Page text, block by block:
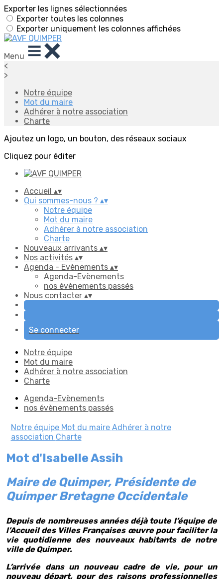
Exporter les lignes sélectionnées
Exporter toutes les colonnes
Exporter uniquement les colonnes affichées
Menu
<
>
Notre équipe
Mot du maire
Adhérer à notre association
Charte
Ajoutez un logo, un bouton, des réseaux sociaux
Cliquez pour éditer
Accueil ▴▾
Qui sommes-nous ? ▴▾
Notre équipe
Mot du maire
Adhérer à notre association
Charte
Nouveaux arrivants ▴▾
Nos activités ▴▾
Agenda - Evènements ▴▾
Agenda-Evènements
nos évènements passés
Nous contacter ▴▾
Se connecter
Notre équipe
Mot du maire
Adhérer à notre association
Charte
Agenda-Evènements
nos évènements passés
Notre équipe Mot du maire Adhérer à notre
association Charte
Mot d'Isabelle Assih
Maire de Quimper, Présidente de
Quimper Bretagne Occidentale
Depuis de nombreuses années déjà toute l’équipe de
l’Accueil des Villes Françaises œuvre pour faciliter la
vie quotidienne des nouveaux habitants de notre
ville de Quimper.
L’arrivée dans un nouveau cadre de vie, pour un
nouveau départ, pour des raisons professionnelles